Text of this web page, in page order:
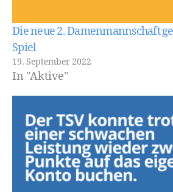
Die neue 2. Damenmannschaft
Spiel
19. September 2022
In "Aktive"